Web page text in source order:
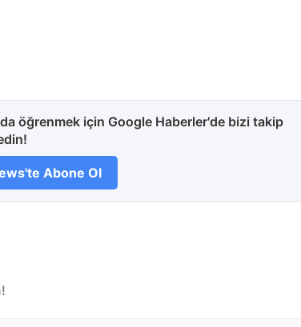
öğrenmek için Google Haberler'de bizi takip
Abone Ol